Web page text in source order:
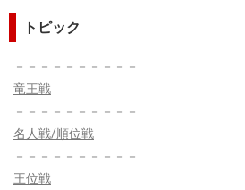
トピック
－－－－－－－－－－
竜王戦
－－－－－－－－－－
名人戦/順位戦
－－－－－－－－－－
王位戦